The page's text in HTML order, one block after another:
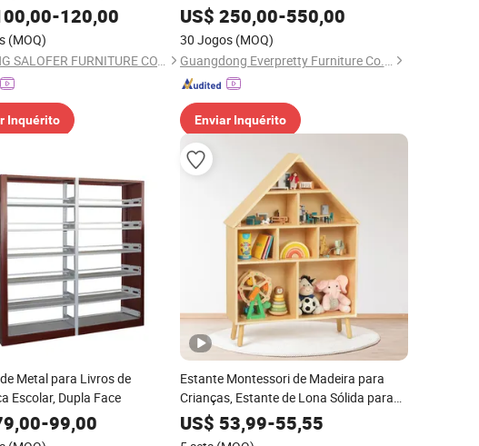
-120,00
(MOQ)
LUOYANG SALOFER FURNITURE CO., LTD.
Inquérito
US$ 250,00-550,00
30 Jogos (MOQ)
Guangdong Everpretty Furniture Co., Ltd.
Enviar Inquérito
Metal para Livros de
Escolar, Dupla Face
-99,00
Estante Montessori de Madeira para
Crianças, Estante de Lona Sólida para
Armazenamento de Livros
US$ 53,99-55,55